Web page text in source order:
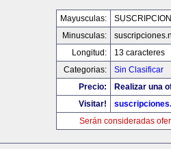
Mayusculas:
Minusculas:
Longitud:
13 caracteres
Categorias:
Sin Clasificar
Precio:
Realizar una
Visitar!
Serán consideradas